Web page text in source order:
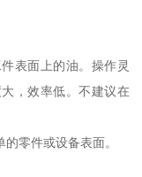
表面上的油。操作灵
，效率低。不建议在
零件或设备表面。